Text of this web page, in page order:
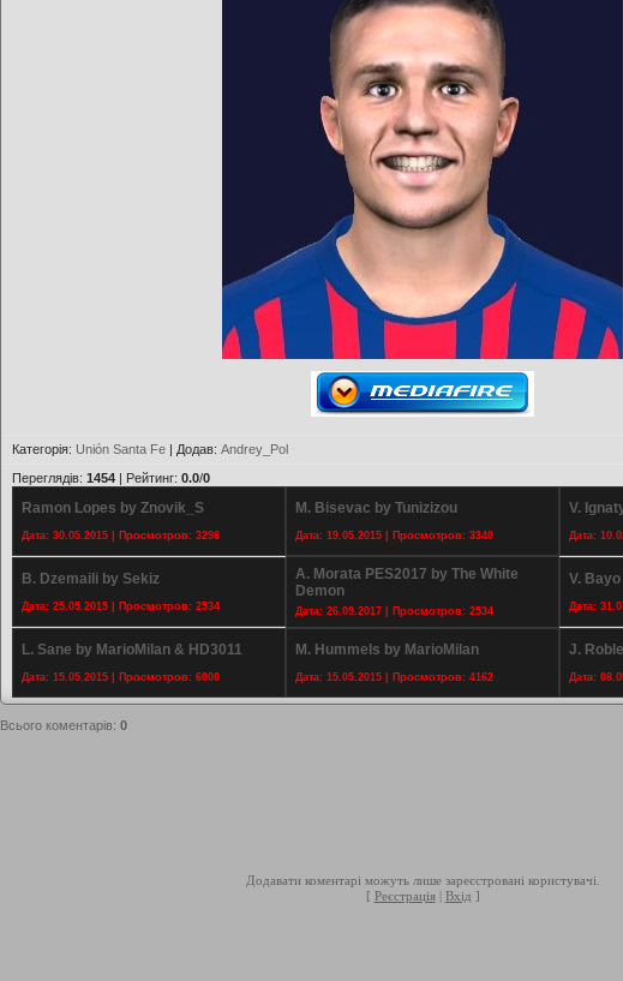
Категорія: Unión Santa Fe| Додав: Andrey_Pol
Переглядів: 1454| Рейтинг: 0.0/0
Ramon Lopes by Znovik_S
Дата: 30.05.2015 | Просмотров: 3296
M. Bisevac by Tunizizou
Дата: 19.05.2015 | Просмотров: 3340
V.
Дата:
B. Dzemaili by Sekiz
Дата: 25.05.2015 | Просмотров: 2534
A. Morata PES2017 by The White
Demon
Дата: 26.09.2017 | Просмотров: 2534
V.
Дата:
L. Sane by MarioMilan & HD3011
Дата: 15.05.2015 | Просмотров: 6000
M. Hummels by MarioMilan
Дата: 15.05.2015 | Просмотров: 4162
J.
Дата:
Всього коментарів: 0
Додавати коментарі можуть лише зареєстровані користувачі.
[ Реєстрація| Вхід ]